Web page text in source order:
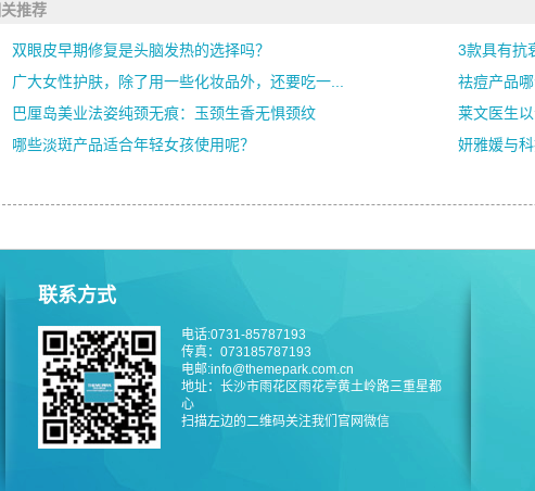
推荐
双眼皮早期修复是头脑发热的选择吗？
3款具有抗
广大女性护肤，除了用一些化妆品外，还要吃一...
祛痘产品
巴厘岛美业法姿纯颈无痕：玉颈生香无惧颈纹
莱文医生
哪些淡斑产品适合年轻女孩使用呢？
妍雅媛与
联系方式
电话:0731-85787193
传真：073185787193
电邮:info@themepark.com.cn
地址：长沙市雨花区雨花亭黄土岭路三重星都
心
扫描左边的二维码关注我们官网微信